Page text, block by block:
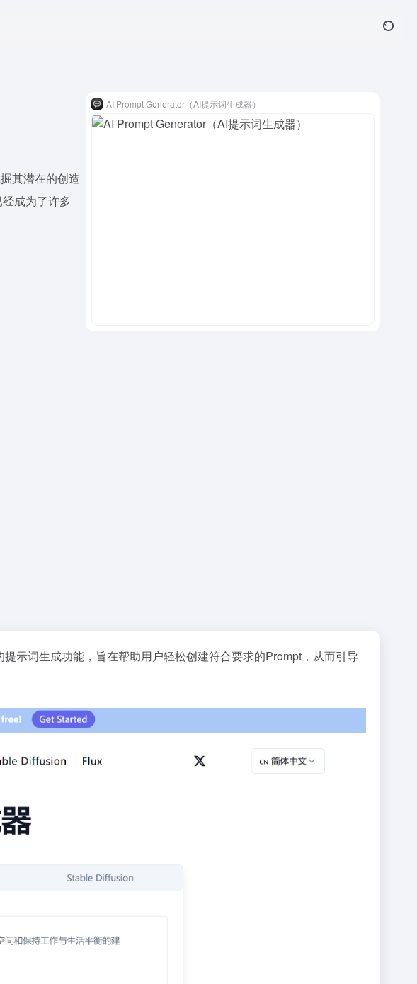
其潜在的创造
成为了许多
AI Prompt Generator（AI提示词生成器）
示词生成功能，旨在帮助用户轻松创建符合要求的Prompt，从而引导